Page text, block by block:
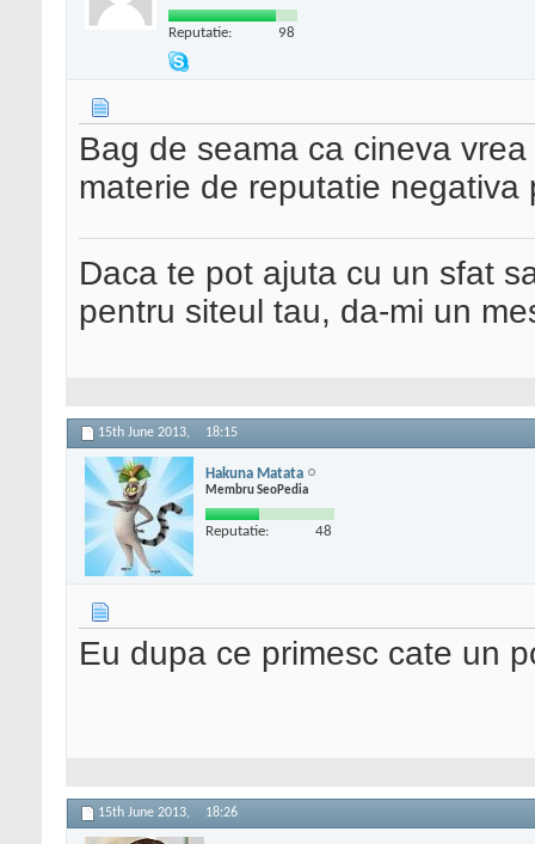
Reputatie: 98
Bag de seama ca cineva
materie de reputatie
Daca te pot ajuta cu un sfat
pentru siteul tau, da-mi un
15th June 2013, 18:15
Hakuna Matata
Membru SeoPedia
Reputatie: 48
Eu dupa ce primesc cate un
15th June 2013, 18:26